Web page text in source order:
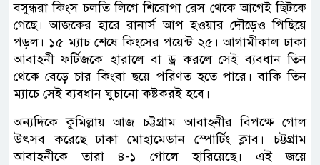
বসুন্ধরা কিংস চলতি লিগে শিরোপা রেস থেকে আগেই ছিটকে
গেছে। আজকের হারে রানার্স আপ হওয়ার দৌড়েও পিছিয়ে
পড়ল। ১৫ ম্যাচ শেষে কিংসের পয়েন্ট ২৫। আগামীকাল ঢাকা
আবাহনী ফর্টিজকে হারালে বা ড্র করলে সেই ব্যবধান তিন
থেকে বেড়ে চার কিংবা ছয়ে পরিণত হতে পারে। বাকি তিন
ম্যাচে সেই ব্যবধান ঘুচানো কষ্টকরই হবে।
অন্যদিকে কুমিল্লায় আজ চট্টগ্রাম আবাহনীর বিপক্ষে গোল
উৎসব করেছে ঢাকা মোহামেডান স্পোর্টিং ক্লাব। চট্টগ্রাম
আবাহনীকে তারা ৪-১ গোলে হারিয়েছে। এই জয়ে